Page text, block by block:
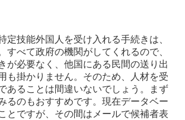
定技能外国人を受け入れる手続きは、
すべて政府の機関がしてくれるので、
が必要なく、他国にある民間の送り出
も掛かりません。そのため、人材を受
あることは間違いないでしょう。まず
るのもおすすめです。現在データベー
とですが、その間はメールで候補者表